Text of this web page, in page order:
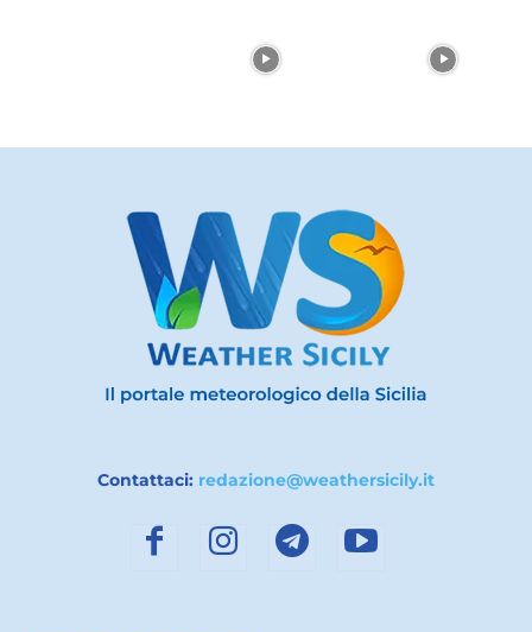
Contattaci: redazione@weathersicily.it